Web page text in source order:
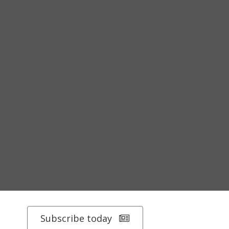
Subscribe today